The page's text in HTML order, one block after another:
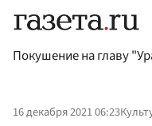
Покушение на главу
16 декабря 2021 06:23